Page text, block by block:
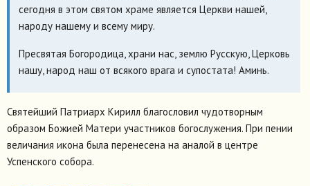
сегодня в этом святом храме является Церкви нашей,
народу нашему и всему миру.
Пресвятая Богородица, храни нас, землю Русскую, Церковь
нашу, народ наш от всякого врага и супостата! Аминь.
Святейший Патриарх Кирилл благословил чудотворным
образом Божией Матери участников богослужения. При пении
величания икона была перенесена на аналой в центре
Успенского собора.